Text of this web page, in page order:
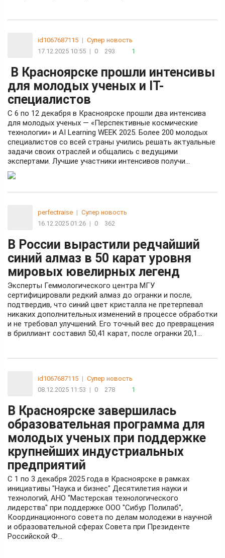
id1067687115 | Супер новость
17.12.2025 10:55 | 0 293 1
В Красноярске прошли интенсивы
для молодых ученых и IT-
специалистов
С 6 по 12 декабря в Красноярске прошли два интенсива
для молодых ученых — «Перспективные космические
технологии» и AI Learning WEEK 2025. Более 200 молодых
специалистов со всей страны учились решать актуальные
задачи своих отраслей и общались с ведущими
экспертами. Лучшие участники интенсивов получи...
perfectraise | Супер новость
16.12.2025 01:26 | 0 362
В России вырастили редчайший
синий алмаз в 50 карат уровня
мировых ювелирных легенд
Эксперты Геммологического центра МГУ
сертифицировали редкий алмаз до огранки и после,
подтвердив, что синий цвет кристалла не претерпевал
никаких дополнительных изменений в процессе обработки
и не требовал улучшений. Его точный вес до превращения
в бриллиант составил 50,41 карат, после огранки 20,1...
id1067687115 | Супер новость
08.12.2025 11:53 | 0 278 1
В Красноярске завершилась
образовательная программа для
молодых ученых при поддержке
крупнейших индустриальных
предприятий
С 1 по 3 декабря 2025 года в Красноярске в рамках
инициативы "Наука и бизнес" Десятилетия науки и
технологий, АНО "Мастерская технологического
лидерства" при поддержке ООО "Сибур Полилаб",
Координационного совета по делам молодежи в научной
и образовательной сферах Совета при Президенте
Российской Ф...